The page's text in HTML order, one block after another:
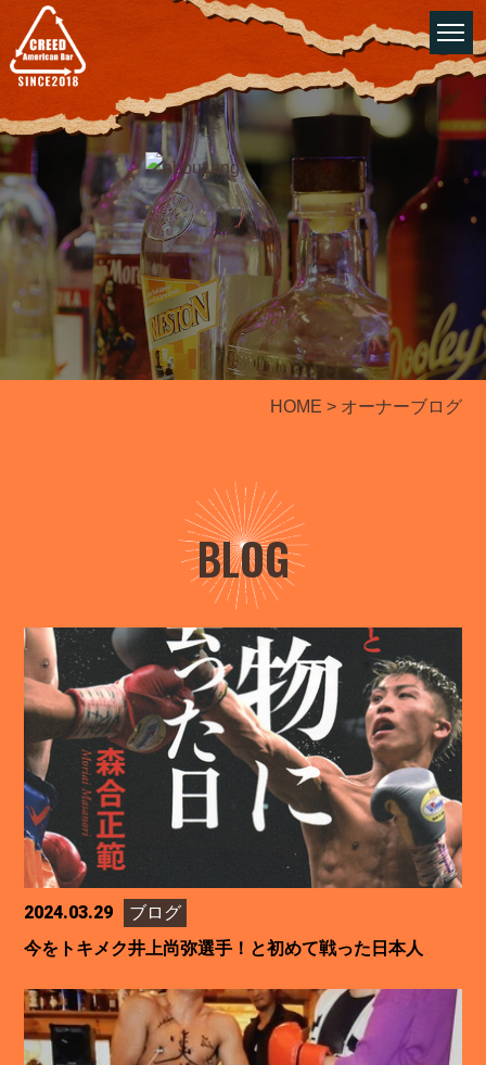
HOME > オーナーブログ
BLOG
2024.03.29
ブログ
今をトキメク井上尚弥選手！と初めて戦った日本人